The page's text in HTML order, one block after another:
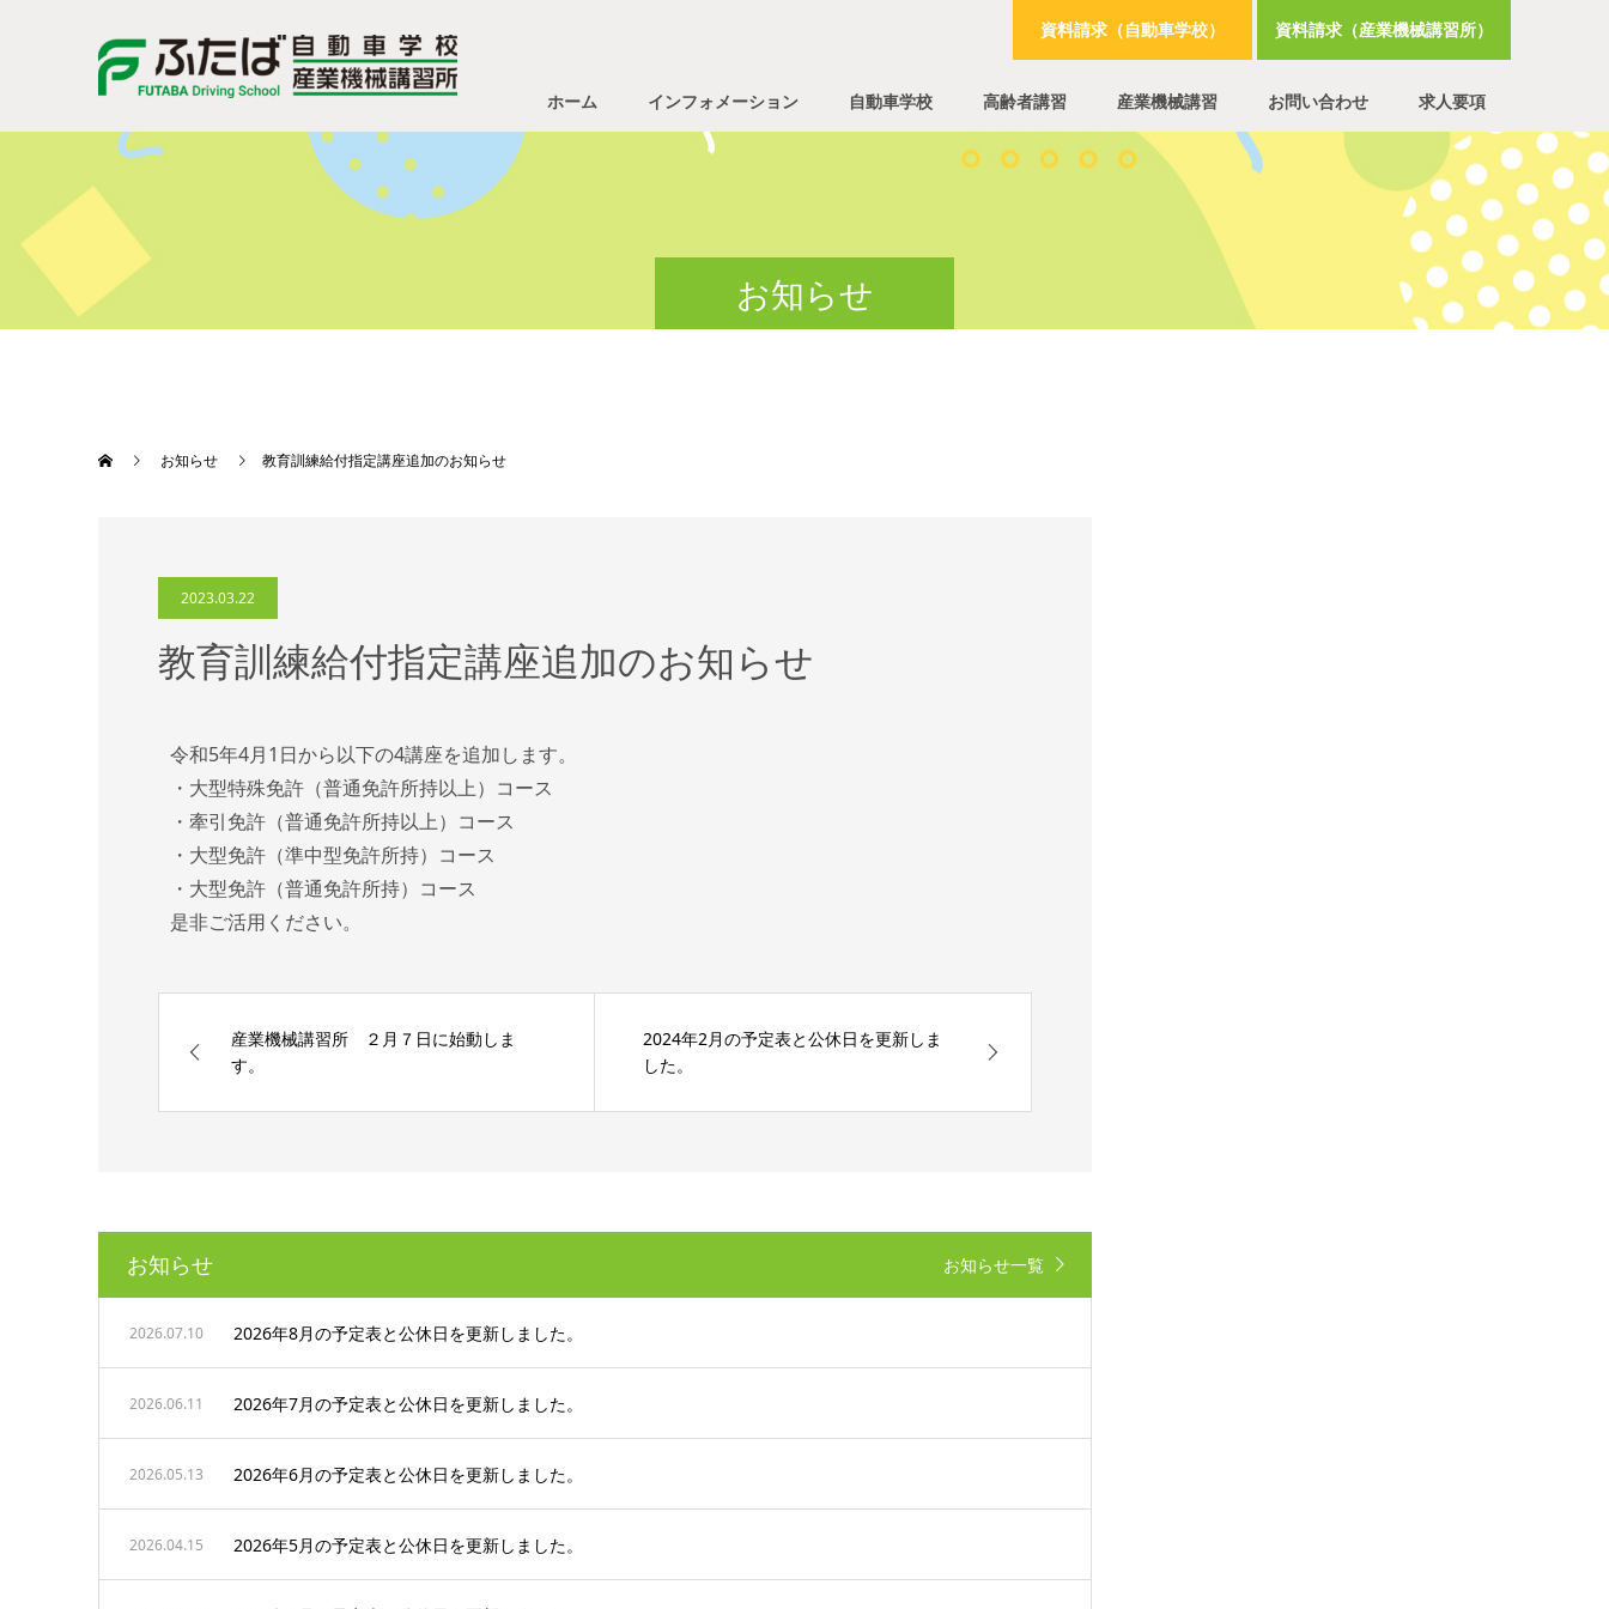
資料請求（自動車学校） 資料請求（産業機械講習所）
ホーム インフォメーション 自動車学校 高齢者講習 産業機械講習 お問い合わせ 求人要項
お知らせ
お知らせ 教育訓練給付指定講座追加のお知らせ
2023.03.22
教育訓練給付指定講座追加のお知らせ
令和5年4月1日から以下の4講座を追加します。
・大型特殊免許（普通免許所持以上）コース
・牽引免許（普通免許所持以上）コース
・大型免許（準中型免許所持）コース
・大型免許（普通免許所持）コース
是非ご活用ください。
産業機械講習所 ２月７日に始動しま
す。
2024年2月の予定表と公休日を更新しま
した。
お知らせ お知らせ一覧
2026.07.10 2026年8月の予定表と公休日を更新しました。
2026.06.11 2026年7月の予定表と公休日を更新しました。
2026.05.13 2026年6月の予定表と公休日を更新しました。
2026.04.15 2026年5月の予定表と公休日を更新しました。